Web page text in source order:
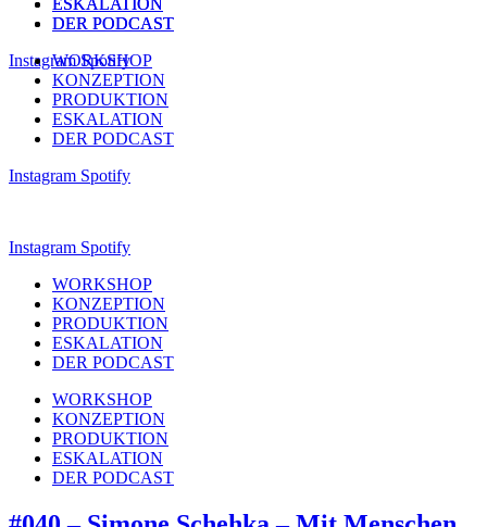
ESKALATION
DER PODCAST
Instagram Spotify
ESKALATION
DER PODCAST
WORKSHOP
KONZEPTION
PRODUKTION
ESKALATION
DER PODCAST
Instagram Spotify
Instagram Spotify
WORKSHOP
KONZEPTION
PRODUKTION
ESKALATION
DER PODCAST
WORKSHOP
KONZEPTION
PRODUKTION
ESKALATION
DER PODCAST